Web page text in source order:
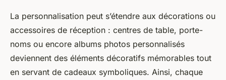
La personnalisation peut s’étendre aux décorations ou
accessoires de réception : centres de table, porte-
noms ou encore albums photos personnalisés
deviennent des éléments décoratifs mémorables tout
en servant de cadeaux symboliques. Ainsi, chaque